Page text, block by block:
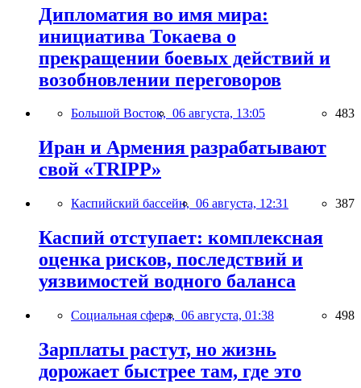
Дипломатия во имя мира:
инициатива Токаева о
прекращении боевых действий и
возобновлении переговоров
Большой Восток, 06 августа, 13:05 483
Иран и Армения разрабатывают
свой «TRIPP»
Каспийский бассейн, 06 августа, 12:31 387
Каспий отступает: комплексная
оценка рисков, последствий и
уязвимостей водного баланса
Социальная сфера, 06 августа, 01:38 498
Зарплаты растут, но жизнь
дорожает быстрее там, где это